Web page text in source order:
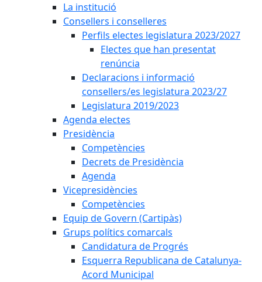
La institució
Consellers i conselleres
Perfils electes legislatura 2023/2027
Electes que han presentat
renúncia
Declaracions i informació
consellers/es legislatura 2023/27
Legislatura 2019/2023
Agenda electes
Presidència
Competències
Decrets de Presidència
Agenda
Vicepresidències
Competències
Equip de Govern (Cartipàs)
Grups polítics comarcals
Candidatura de Progrés
Esquerra Republicana de Catalunya-
Acord Municipal